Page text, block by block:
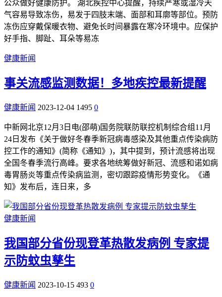
公众做好健康防护。 湖北疾控中心提醒，持续严寒或湿冷天
气容易导致冻伤，易发于四肢末端、面部和耳廓等部位。预防
冻伤应穿戴保暖衣物、避免长时间暴露在寒冷环境中。应保护
好手指、脚趾、耳朵等易冻
健康新闻
事关流感监测数据！多地疾控最新提醒
健康新闻 2023-12-04 1495 0
中新网北京12月3日电(邵萌)国务院联防联控机制综合组11月
24日发布《关于做好冬春季新冠病毒感染及其他重点传染病防
控工作的通知》(简称《通知》)，其中提到，预计流感将出现
全国冬春季流行高峰。要求各地统筹做好新冠、流感和诺如病
毒胃肠炎等重点传染病监测，密切跟踪疫情形势变化。《通
知》发布后，连日来，多
健康新闻
我国部分省份现登革热散发病例 专家提
示防蚊虫孳生
健康新闻 2023-10-15 493 0